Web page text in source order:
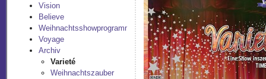
Vision
Believe
Weihnachtsshowprogramm
Voyage
Archiv
Varieté
Weihnachtszauber